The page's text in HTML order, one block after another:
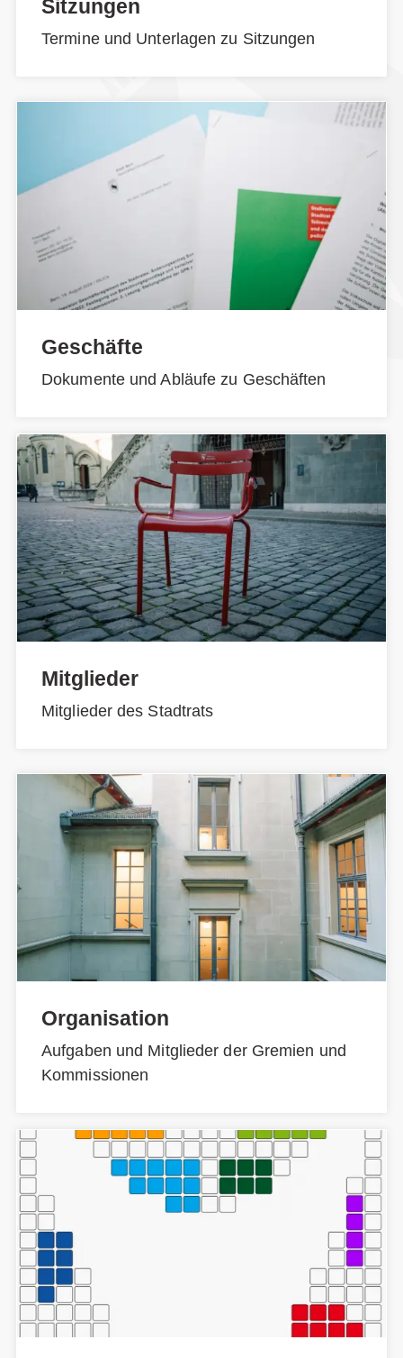
Sitzungen
Termine und Unterlagen zu Sitzungen
Geschäfte
Dokumente und Abläufe zu Geschäften
Mitglieder
Mitglieder des Stadtrats
Organisation
Aufgaben und Mitglieder der Gremien und
Kommissionen